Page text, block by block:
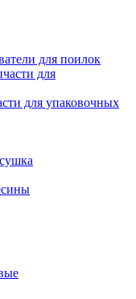
для поилок
для упаковочных